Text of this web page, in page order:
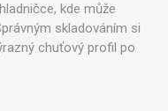
kde může
skladováním si
chuťový profil po